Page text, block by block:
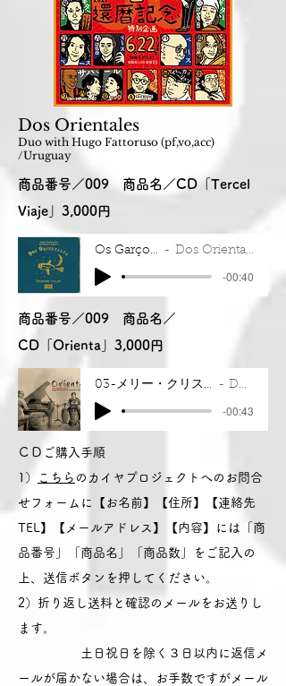
Dos Orientales
Duo with Hugo Fattoruso (pf,vo,acc)
/Uruguay
商品番号／009 商品名／CD「Tercel
Viaje」3,000円
Os Garçons Dos Orientales
-00:40
商品番号／009 商品名／
CD「Orienta」3,000円
03-メリー・クリスマス・ミスター・ローレンス_cut Dos Orientales
-00:43
ＣＤご購入手順
1）
こちら のカイヤプロジェクトへのお問合
せフォームに【お名前】【住所】【連絡先
TEL】【メールアドレス】【内容】には「商
品番号」「商品名」「商品数」をご記入の
上、送信ボタンを押してください。
2）折り返し送料と確認のメールをお送りし
ます。
土日祝日を除く３日以内に返信メ
ールが届かない場合は、お手数ですがメール